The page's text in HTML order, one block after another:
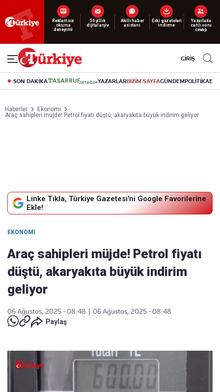
Yeni nesil dijital
abonelik 19 TL’den başlayan fiyatlarla.
GİRİŞ
SON DAKİKA YAZARLARBİZİM SAYFAGÜNDEMPOLİTİKA
Haberler
Ekonomi
Araç sahipleri müjde! Petrol fiyatı düştü, akaryakıta büyük indirim geliyor
Linke Tıkla, Türkiye Gazetesi'ni Google Favorilerine
Ekle!
EKONOMI
Araç sahipleri müjde! Petrol fiyatı
düştü, akaryakıta büyük indirim
geliyor
06 Ağustos, 2025 - 08:48
06 Ağustos, 2025 - 08:48
Paylaş